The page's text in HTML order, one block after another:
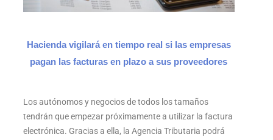
Hacienda vigilará en tiempo real si las empresas
pagan las facturas en plazo a sus proveedores
Los autónomos y negocios de todos los tamaños
tendrán que empezar próximamente a utilizar la factura
electrónica. Gracias a ella, la Agencia Tributaria podrá